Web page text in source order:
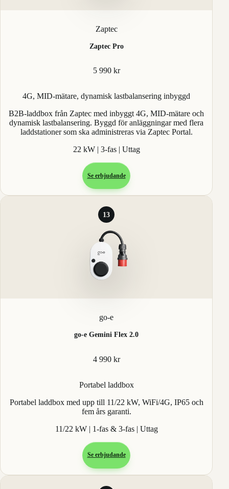
Zaptec
Zaptec Pro
5 990 kr
4G, MID-mätare, dynamisk lastbalansering inbyggd
B2B-laddbox från Zaptec med inbyggt 4G, MID-mätare och
dynamisk lastbalansering. Byggd för anläggningar med flera
laddstationer som ska administreras via Zaptec Portal.
22 kW | 3-fas | Uttag
Se erbjudande
13
go-e
go-e Gemini Flex 2.0
4 990 kr
Portabel laddbox
Portabel laddbox med upp till 11/22 kW, WiFi/4G, IP65 och
fem års garanti.
11/22 kW | 1-fas & 3-fas | Uttag
Se erbjudande